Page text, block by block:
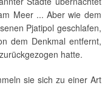
Meer ... Aber wie dem
Pjatipol geschlafen,
dem Denkmal entfernt,
hatte.
sie sich zu einer Art